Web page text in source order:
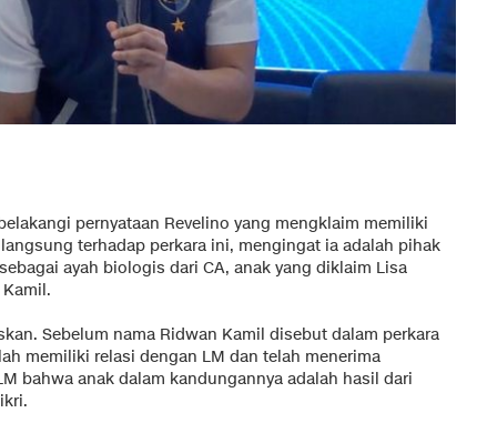
pernyataan Revelino yang mengklaim memiliki
terhadap perkara ini, mengingat ia adalah pihak
ayah biologis dari CA, anak yang diklaim Lisa
Sebelum nama Ridwan Kamil disebut dalam perkara
memiliki relasi dengan LM dan telah menerima
bahwa anak dalam kandungannya adalah hasil dari